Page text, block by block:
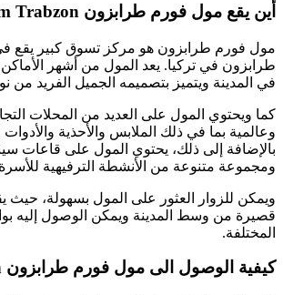
أين يقع مول فورم طرابزون forum Trabzon؟
مول فورم طرابزون هو مركز تسوق كبير يقع
طرابزون في تركيا. يعد المول من أشهر الأماكن
في المدينة ويتميز بتصميمه الجميل الفريد من
كما ويحتوي المول على العديد من المحلات
وعالمية بما في ذلك الملابس والأحذية والأدوات
بالإضافة إلى ذلك، يحتوي المول على قاعات
ومجموعة متنوعة من الأنشطة الترفيهية
ويمكن للزوار العثور على المول بسهولة، حيث
قصيرة من وسط المدينة ويمكن الوصول إليه
المختلفة.
كيفية الوصول الى مول فورم طرابزون forum trabzon